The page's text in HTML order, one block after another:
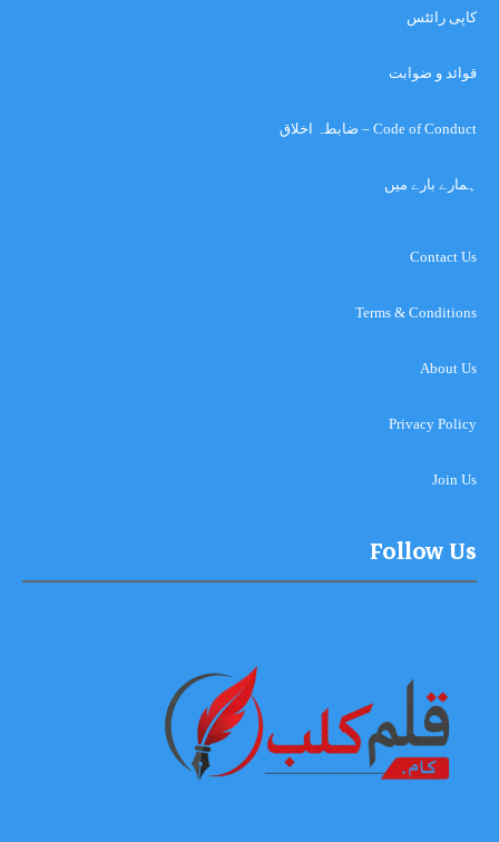
کاپی رائٹس
قوائد و ضوابت
Code of Conduct – ضابطہ اخلاق
ہمارے بارے میں
Contact Us
Terms & Conditions
About Us
Privacy Policy
Join Us
Follow Us